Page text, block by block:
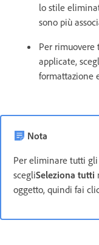
lo stile
sono più
Per
applicate,
formattazione
Nota
Per eliminare tutti
scegliSeleziona tutti
oggetto, quindi fai